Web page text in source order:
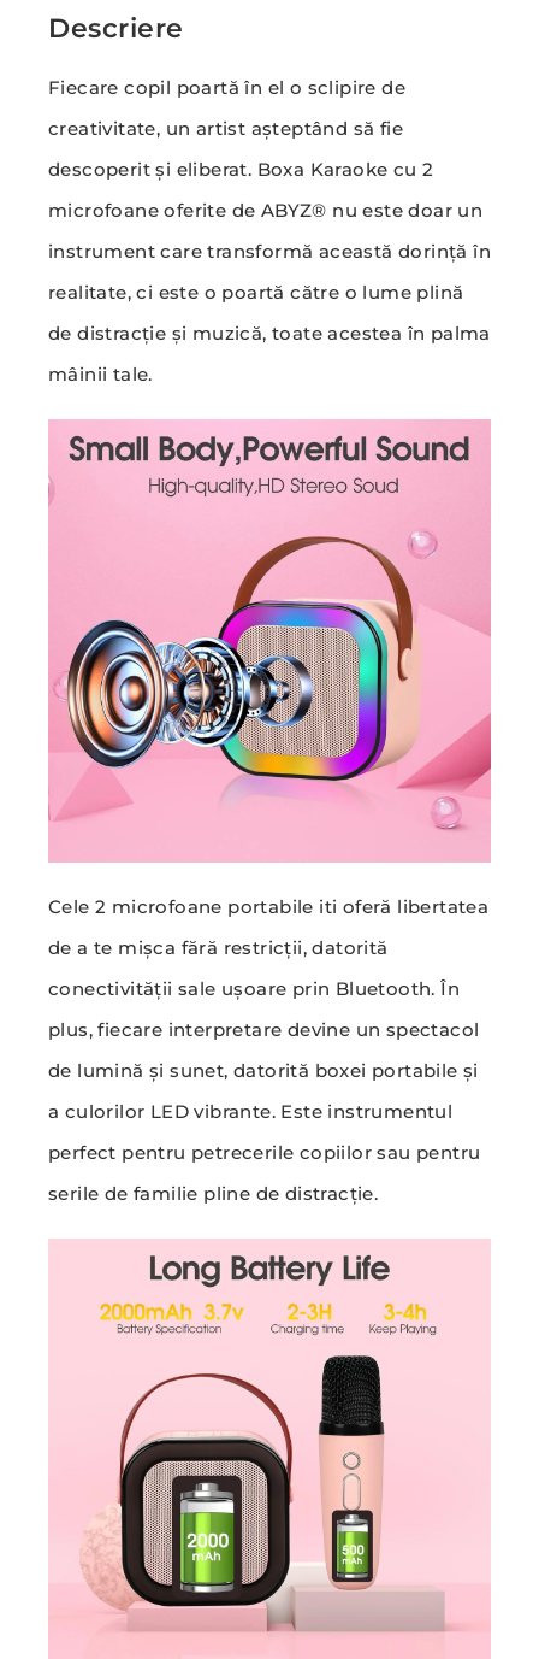
Descriere
Fiecare copil poartă în el o sclipire de
creativitate, un artist așteptând să fie
descoperit și eliberat. Boxa Karaoke cu 2
microfoane oferite de ABYZ® nu este doar un
instrument care transformă această dorință în
realitate, ci este o poartă către o lume plină
de distracție și muzică, toate acestea în palma
mâinii tale.
Cele 2 microfoane portabile iti oferă libertatea
de a te mișca fără restricții, datorită
conectivității sale ușoare prin Bluetooth. În
plus, fiecare interpretare devine un spectacol
de lumină și sunet, datorită boxei portabile și
a culorilor LED vibrante. Este instrumentul
perfect pentru petrecerile copiilor sau pentru
serile de familie pline de distracție.